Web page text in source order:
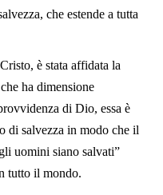
che estende a tutta
è stata affidata la
ha dimensione
di Dio, essa è
di salvezza in modo che il
uomini siano salvati”
tutto il mondo.